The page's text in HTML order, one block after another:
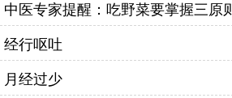
中医专家提醒：吃野菜要掌握三原
经行呕吐
月经过少